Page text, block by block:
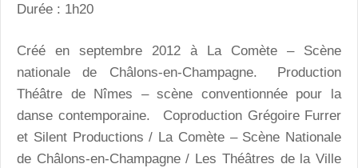
Durée : 1h20
Créé en septembre 2012 à La Comète – Scène
nationale de Châlons-en-Champagne. Production
Théâtre de Nîmes – scène conventionnée pour la
danse contemporaine. Coproduction Grégoire Furrer
et Silent Productions / La Comète – Scène Nationale
de Châlons-en-Champagne / Les Théâtres de la Ville